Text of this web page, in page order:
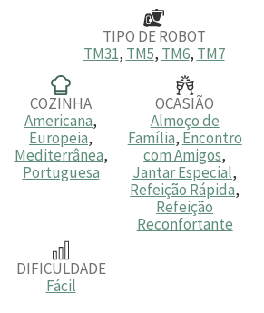
TIPO DE ROBOT
TM31, TM5, TM6, TM7
COZINHA
Americana,
Europeia,
Mediterrânea,
Portuguesa
OCASIÃO
Almoço de
Família, Encontro
com Amigos,
Jantar Especial,
Refeição Rápida,
Refeição
Reconfortante
DIFICULDADE
Fácil